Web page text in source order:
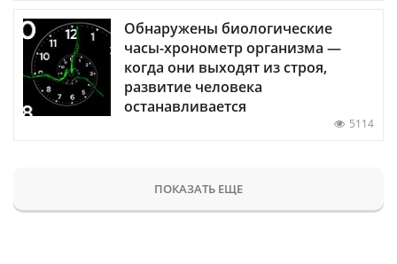
Обнаружены биологические
часы-хронометр организма —
когда они выходят из строя,
развитие человека
останавливается
5114
ПОКАЗАТЬ ЕЩЕ